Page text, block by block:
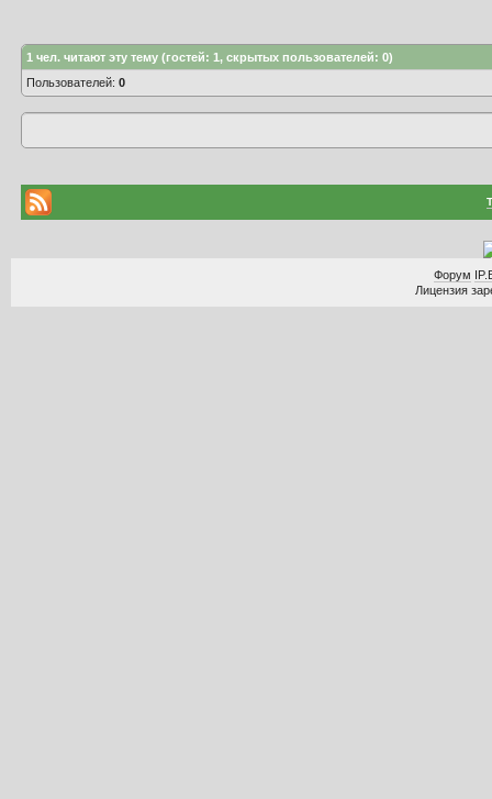
1 чел. читают эту тему (гостей: 1, скрытых пользователей: 0)
Пользователей:0
Форум
Лицензия